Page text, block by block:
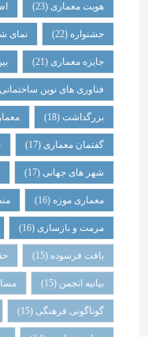
هویت معماری (23) اطلاعات
جشنواره(22) نمای شهری(22)
جایزه معماری (21) بین الملل
فناوری های نوین ساختمانی(19)
بزرگداشت (18) معماری
گفتمان معماری (17) جهانی
شهر های جهانی(17) میراث
معماری موزه(16) منظر
مرمت و بازسازی(16)
بافت فرسوده (15) حفاظت
بیانیه انجمن(15) مسابقه
گوناگونی فرهنگی (15)